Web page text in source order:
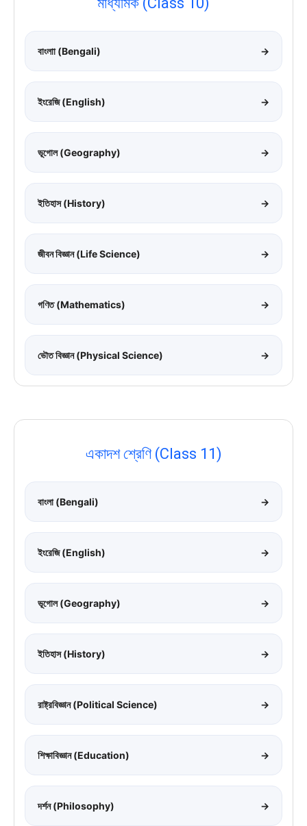
বাংলাা (Bengali) →
ইংরেজি (English) →
ভূগোল (Geography) →
ইতিহাস (History) →
জীবন বিজ্ঞান (Life Science) →
গণিত (Mathematics) →
ভৌত বিজ্ঞান (Physical Science) →
একাদশ শ্রেণি (Class 11)
বাংলা (Bengali) →
ইংরেজি (English) →
ভূগোল (Geography) →
ইতিহাস (History) →
রাষ্ট্রবিজ্ঞান (Political Science) →
শিক্ষাবিজ্ঞান (Education) →
দর্শন (Philosophy) →